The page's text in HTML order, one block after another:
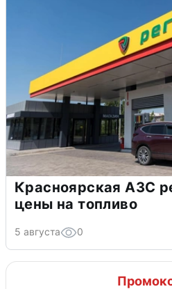
Красноярская АЗС
цены на топливо
5 августа 0